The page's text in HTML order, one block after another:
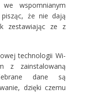
wspomnianym
pisząc, że nie dają
zestawiając ze z
technologii Wi-
z zainstalowaną
dane są
dzięki czemu